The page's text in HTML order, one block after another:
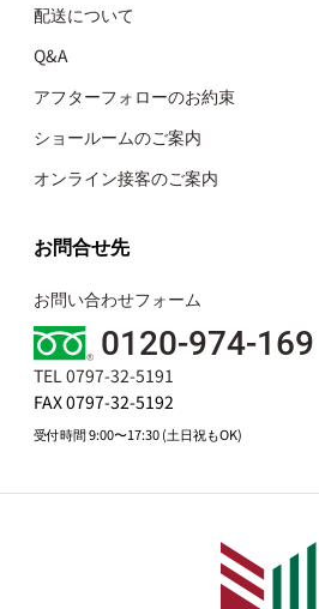
配送について
Q&A
アフターフォローのお約束
ショールームのご案内
オンライン接客のご案内
お問合せ先
お問い合わせフォーム
0120-974-169
TEL 0797-32-5191
FAX 0797-32-5192
受付時間 9:00〜17:30 (土日祝もOK)